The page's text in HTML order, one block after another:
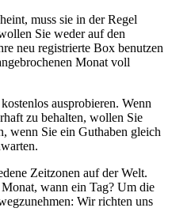
muss sie in der Regel
Sie weder auf den
neu registrierte Box benutzen
Monat voll
ausprobieren. Wenn
zu behalten, wollen Sie
wenn Sie ein Guthaben gleich
Zeitzonen auf der Welt.
wann ein Tag? Um die
Wir richten uns